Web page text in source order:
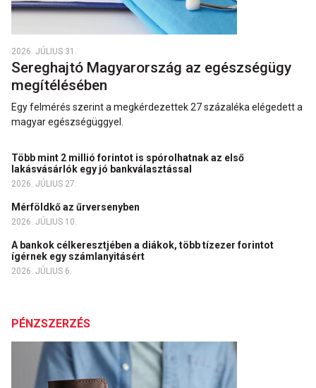
2026. JÚLIUS 31.
Sereghajtó Magyarország az egészségügy
megítélésében
Egy felmérés szerint a megkérdezettek 27 százaléka elégedett a
magyar egészségüggyel.
Több mint 2 millió forintot is spórolhatnak az első
lakásvásárlók egy jó bankválasztással
2026. JÚLIUS 27.
Mérföldkő az űrversenyben
2026. JÚLIUS 10.
A bankok célkeresztjében a diákok, több tízezer forintot
ígérnek egy számlanyitásért
2026. JÚLIUS 6.
PÉNZSZERZÉS